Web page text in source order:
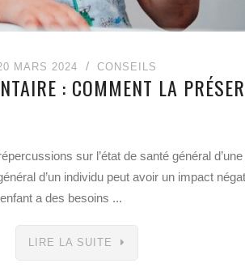
MARS 2024 CONSEILS
: COMMENT LA
sur l’état de santé général
d’un individu peut avoir un impact
a des besoins ...
LIRE LA SUITE